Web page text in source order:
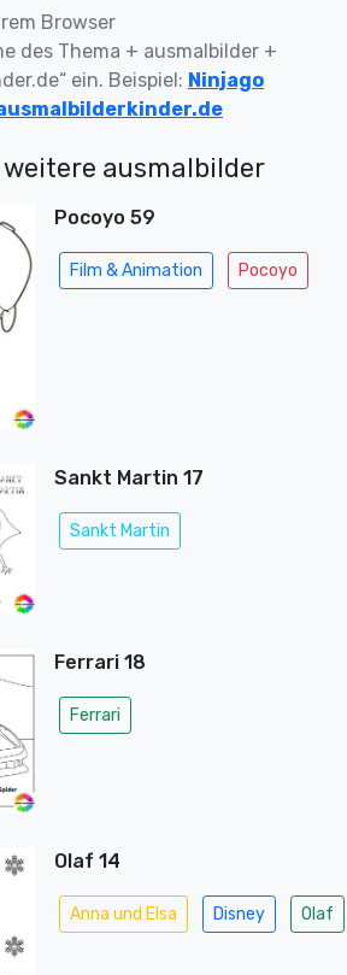
Browser
des Thema + ausmalbilder +
ein. Beispiel: Ninjago
weitere ausmalbilder
Pocoyo 59
Film & Animation Pocoyo
Sankt Martin 17
Sankt Martin
Ferrari 18
Ferrari
Olaf 14
Anna und Elsa Disney Olaf